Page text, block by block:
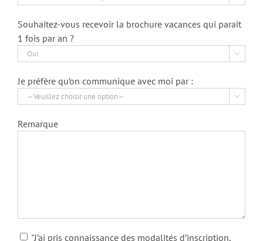
Souhaitez-vous recevoir la brochure vacances qui paraît
1 fois par an ?

Je préfère qu’on communique avec moi par :

Remarque
"J’ai pris connaissance des modalités d’inscription,